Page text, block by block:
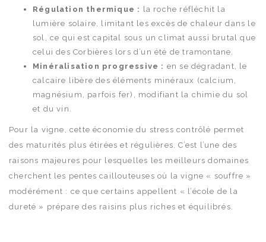
Régulation thermique :
la roche réfléchit la
lumière solaire, limitant les excès de chaleur dans le
sol, ce qui est capital sous un climat aussi brutal que
celui des Corbières lors d’un été de tramontane.
Minéralisation progressive : en se dégradant, le
calcaire libère des éléments minéraux (calcium,
magnésium, parfois fer), modifiant la chimie du sol
et du vin.
Pour la vigne, cette économie du stress contrôlé permet
des maturités plus étirées et régulières. C’est l’une des
raisons majeures pour lesquelles les meilleurs domaines
cherchent les pentes caillouteuses où la vigne « souffre »
modérément : ce que certains appellent « l’école de la
dureté » prépare des raisins plus riches et équilibrés.